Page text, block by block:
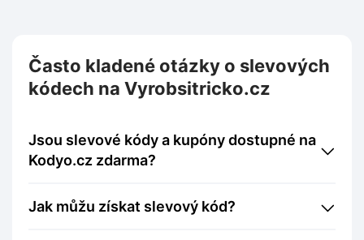
Často kladené otázky o slevových
kódech na Vyrobsitricko.cz
Jsou slevové kódy a kupóny dostupné na
Kodyo.cz zdarma?
Jak můžu získat slevový kód?